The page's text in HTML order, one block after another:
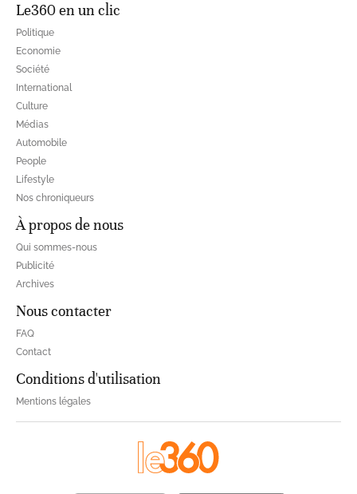
Le360 en un clic
Politique
Economie
Société
International
Culture
Médias
Automobile
People
Lifestyle
Nos chroniqueurs
À propos de nous
Qui sommes-nous
Publicité
Archives
Nous contacter
FAQ
Contact
Conditions d'utilisation
Mentions légales